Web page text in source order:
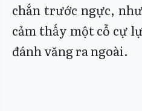
chắn trước ngực,
cảm thấy một cỗ cự
đánh văng ra ngoài.